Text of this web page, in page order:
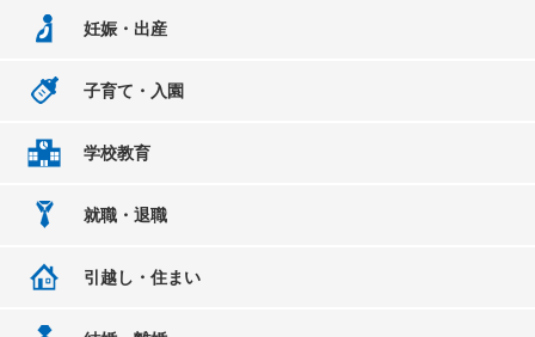
妊娠・出産
子育て・入園
学校教育
就職・退職
引越し・住まい